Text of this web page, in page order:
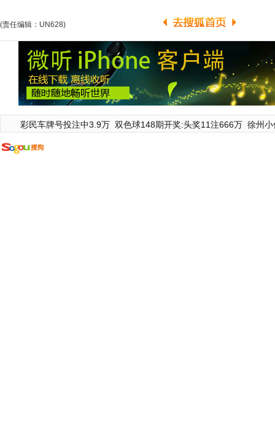
(责任编辑：UN628)
彩民车牌号投注中3.9万 双色球148期开奖:头奖11注666万 徐州